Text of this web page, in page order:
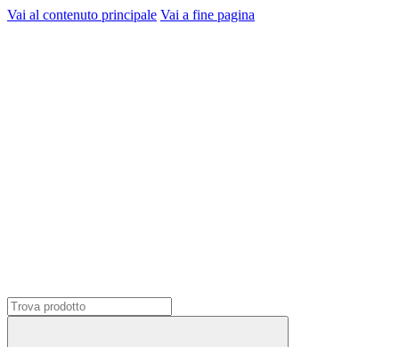
Vai al contenuto principale Vai a fine pagina